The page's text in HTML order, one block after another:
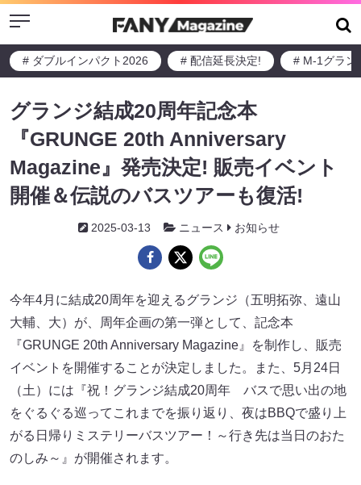
Menu
# ダブルインパクト2026 # 配信延長決定! # M-1グラン
グランジ結成20周年記念本
『GRUNGE 20th Anniversary
Magazine』発売決定! 販売イベント
開催＆伝説のバスツアーも復活!
2025-03-13 ニュース お知らせ
今年4月に結成20周年を迎えるグランジ（五明拓弥、遠山
大輔、大）が、周年企画の第一弾として、記念本
『GRUNGE 20th Anniversary Magazine』を制作し、販売
イベントを開催することが決定しました。また、5月24日
（土）には『祝！グランジ結成20周年 バスで思い出の地
をぐるぐる巡ってこれまでを振り返り、夜はBBQで盛り上
がる日帰りミステリーバスツアー！～行き先は当日のおた
のしみ～』が開催されます。